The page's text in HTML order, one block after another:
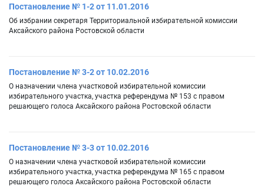
Постановление № 1-2 от 11.01.2016
Об избрании секретаря Территориальной избирательной комиссии
Аксайского района Ростовской области
Постановление № 3-2 от 10.02.2016
О назначении члена участковой избирательной комиссии
избирательного участка, участка референдума № 153 с правом
решающего голоса Аксайского района Ростовской области
Постановление № 3-3 от 10.02.2016
О назначении члена участковой избирательной комиссии
избирательного участка, участка референдума № 165 с правом
решающего голоса Аксайского района Ростовской области